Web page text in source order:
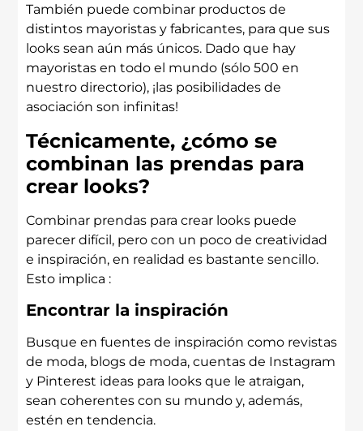
También puede combinar productos de
distintos mayoristas y fabricantes, para que sus
looks sean aún más únicos. Dado que hay
mayoristas en todo el mundo (sólo 500 en
nuestro directorio), ¡las posibilidades de
asociación son infinitas!
Técnicamente, ¿cómo se
combinan las prendas para
crear looks?
Combinar prendas para crear looks puede
parecer difícil, pero con un poco de creatividad
e inspiración, en realidad es bastante sencillo.
Esto implica :
Encontrar la inspiración
Busque en fuentes de inspiración como revistas
de moda, blogs de moda, cuentas de Instagram
y Pinterest ideas para looks que le atraigan,
sean coherentes con su mundo y, además,
estén en tendencia.